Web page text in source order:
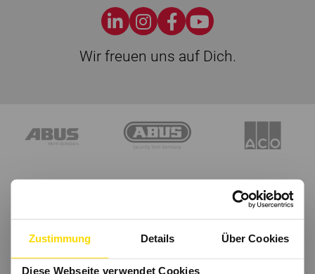
Zustimmung Details Über Cookies
Diese Webseite verwendet Cookies
Wir freuen uns auf Dich.